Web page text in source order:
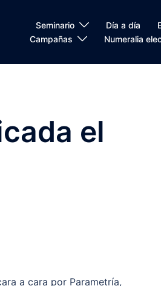
Seminario Día a día
Campañas
Numeralia
el
a cara por Parametría,